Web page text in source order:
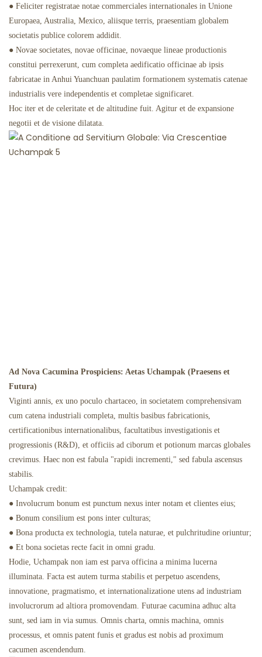
● Feliciter registratae notae commerciales internationales in Unione
Europaea, Australia, Mexico, aliisque terris, praesentiam globalem
societatis publice colorem addidit.
● Novae societates, novae officinae, novaeque lineae productionis
constitui perrexerunt, cum completa aedificatio officinae ab ipsis
fabricatae in Anhui Yuanchuan paulatim formationem systematis catenae
industrialis vere independentis et completae significaret.
Hoc iter et de celeritate et de altitudine fuit. Agitur et de expansione
negotii et de visione dilatata.
Ad Nova Cacumina Prospiciens: Aetas Uchampak (Praesens et
Futura)
Viginti annis, ex uno poculo chartaceo, in societatem comprehensivam
cum catena industriali completa, multis basibus fabricationis,
certificationibus internationalibus, facultatibus investigationis et
progressionis (R&D), et officiis ad ciborum et potionum marcas globales
crevimus. Haec non est fabula "rapidi incrementi," sed fabula ascensus
stabilis.
Uchampak credit:
● Involucrum bonum est punctum nexus inter notam et clientes eius;
● Bonum consilium est pons inter culturas;
● Bona producta ex technologia, tutela naturae, et pulchritudine oriuntur;
● Et bona societas recte facit in omni gradu.
Hodie, Uchampak non iam est parva officina a minima lucerna
illuminata. Facta est autem turma stabilis et perpetuo ascendens,
innovatione, pragmatismo, et internationalizatione utens ad industriam
involucrorum ad altiora promovendam. Futurae cacumina adhuc alta
sunt, sed iam in via sumus. Omnis charta, omnis machina, omnis
processus, et omnis patent funis et gradus est nobis ad proximum
cacumen ascendendum.